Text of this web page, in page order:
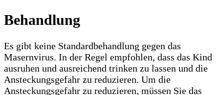
Behandlung
Es gibt keine Standardbehandlung gegen das
Masernvirus. In der Regel empfohlen, dass das Kind
ausruhen und ausreichend trinken zu lassen und die
Ansteckungsgefahr zu reduzieren. Um die
Ansteckungsgefahr zu reduzieren, müssen Sie das